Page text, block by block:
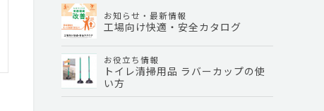
お知らせ・最新情報
工場向け快適・安全カタログ
お役立ち情報
トイレ清掃用品 ラバーカップの使
い方